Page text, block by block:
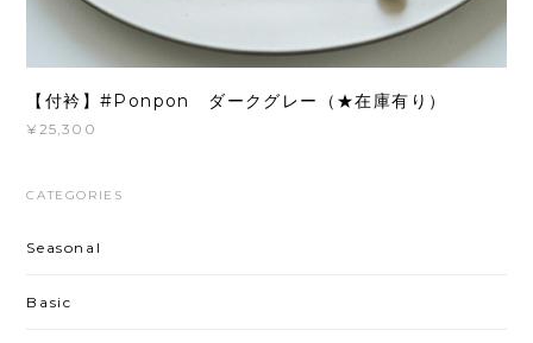
【付衿】#Ponpon ダークグレー（★在庫有り）
¥25,300
CATEGORIES
Seasonal
Basic